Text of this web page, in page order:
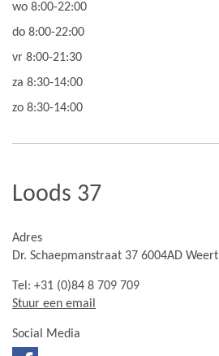
wo 8:00-22:00
do 8:00-22:00
vr 8:00-21:30
za 8:30-14:00
zo 8:30-14:00
Loods 37
Adres
Dr. Schaepmanstraat 37 6004AD Weert
Tel: +31 (0)84 8 709 709
Stuur een email
Social Media